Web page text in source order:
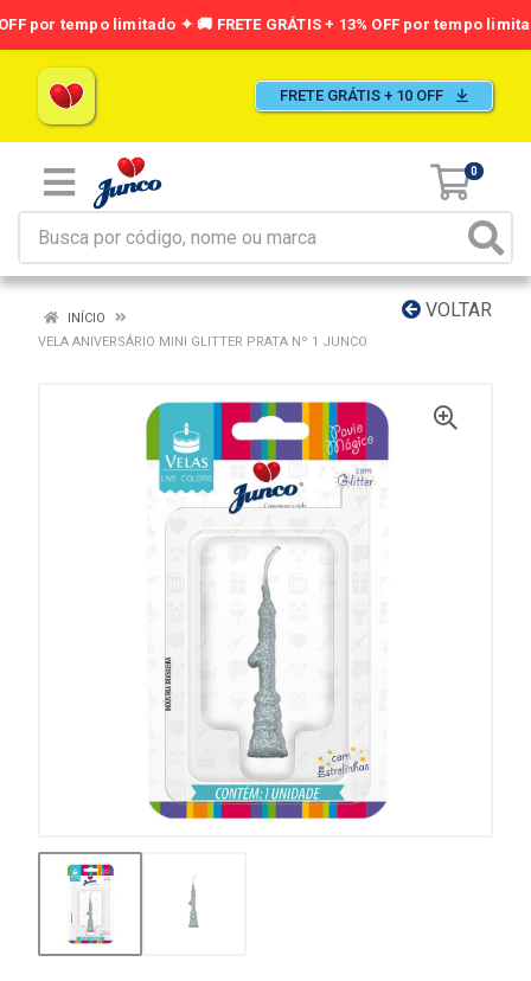
FRETE GRÁTIS + 10 OFF
0
VOLTAR
INÍCIO
VELA ANIVERSÁRIO MINI GLITTER PRATA Nº 1 JUNCO